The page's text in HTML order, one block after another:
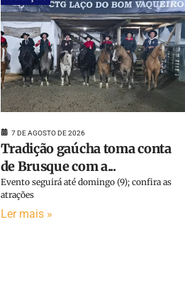
7 DE AGOSTO DE 2026
Tradição gaúcha toma conta
de Brusque com a...
Evento seguirá até domingo (9); confira as
atrações
Ler mais »